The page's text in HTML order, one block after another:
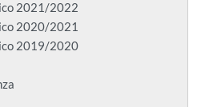
2021/2022
2020/2021
2019/2020